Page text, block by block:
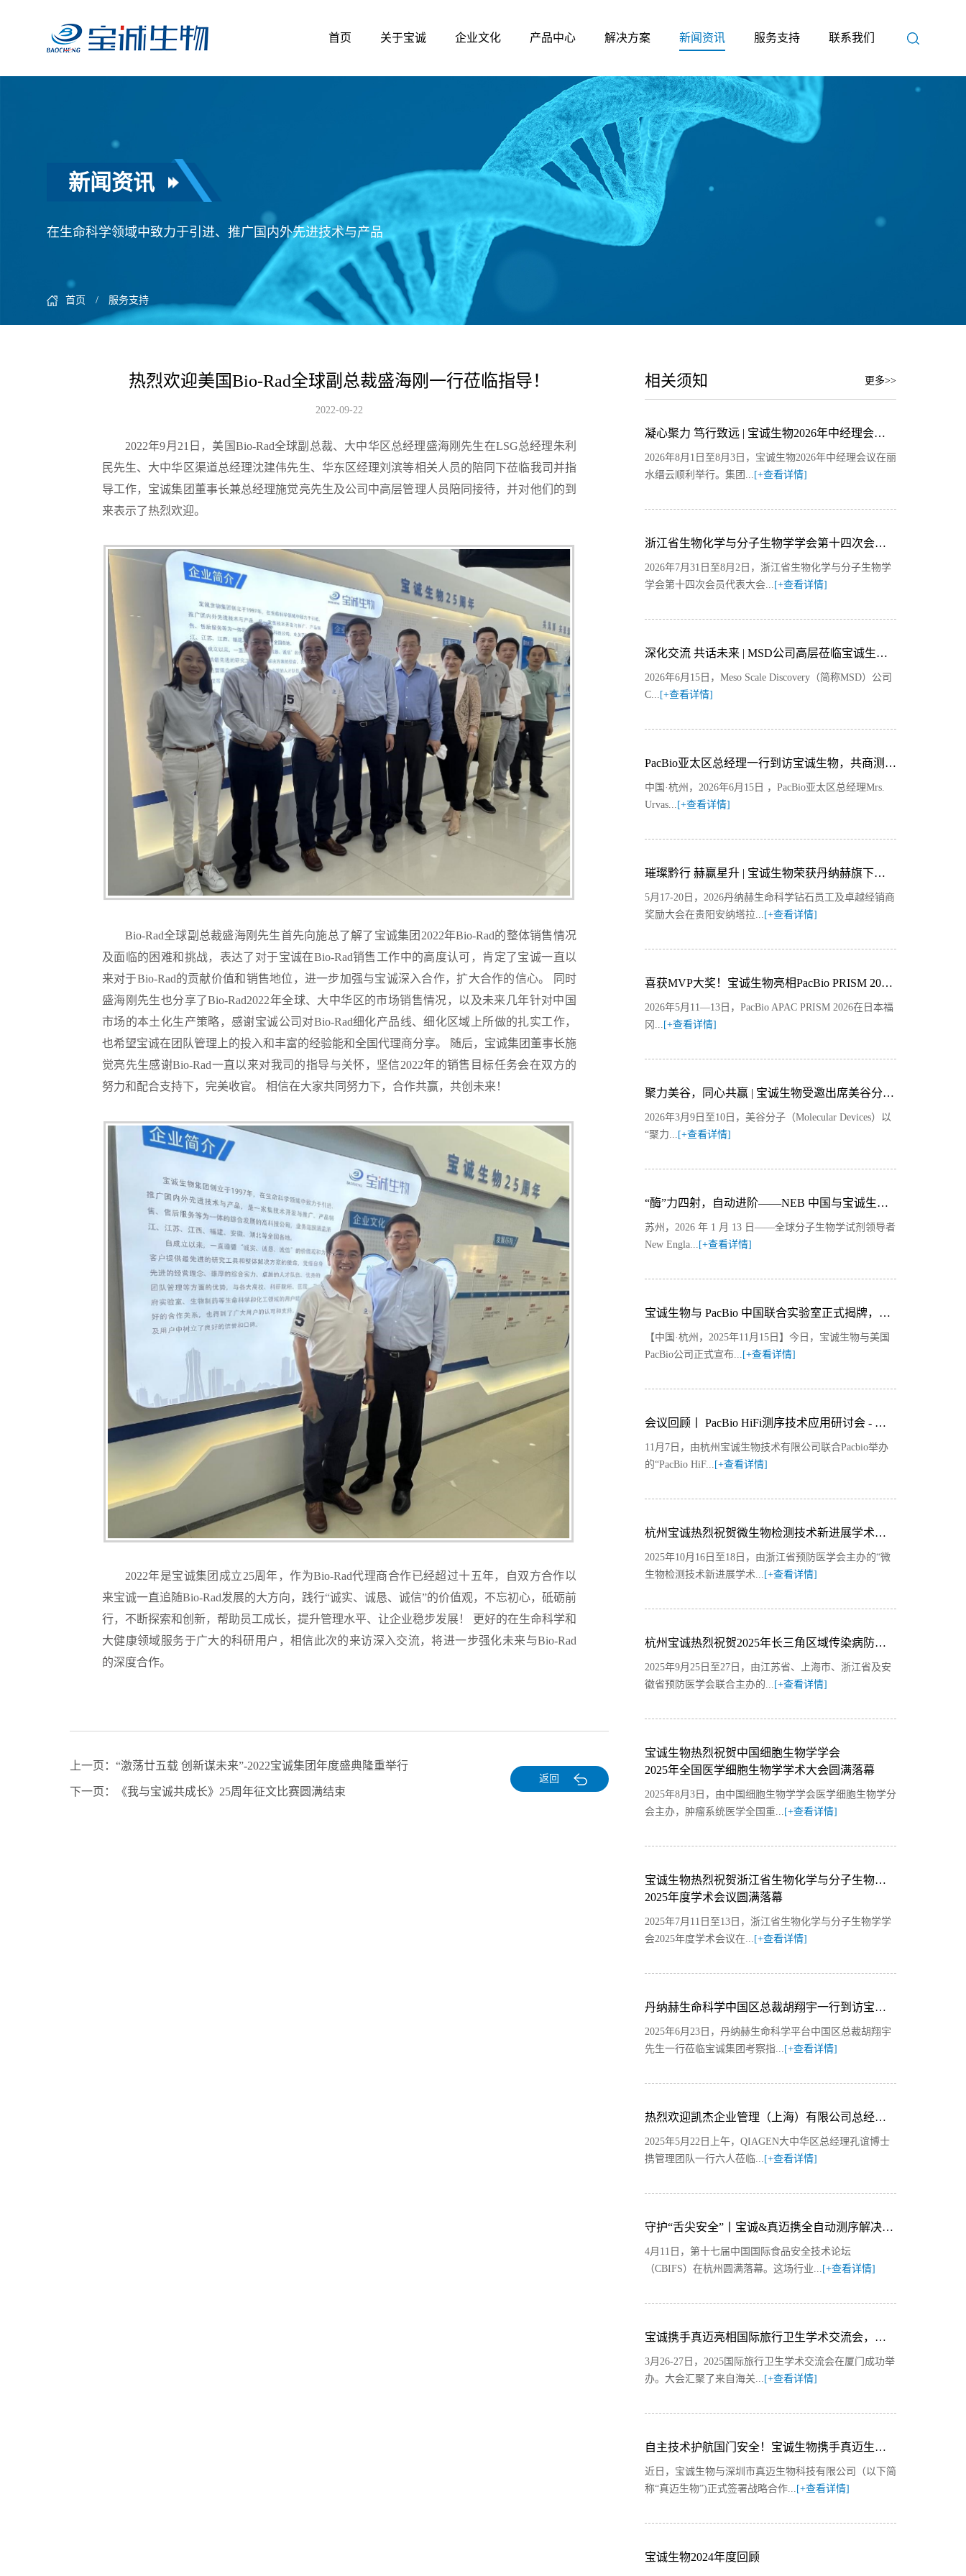
首页 关于宝诚 企业文化 产品中心 解决方案 新闻资讯 服务支持 联系我们
新闻资讯
在生命科学领域中致力于引进、推广国内外先进技术与产品
首页 / 服务支持
热烈欢迎美国Bio-Rad全球副总裁盛海刚一行莅临指导！
2022-09-22
2022年9月21日，美国Bio-Rad全球副总裁、大中华区总经理盛海刚先生在LSG总经理朱利
民先生、大中华区渠道总经理沈建伟先生、华东区经理刘滨等相关人员的陪同下莅临我司并指
导工作，宝诚集团董事长兼总经理施觉亮先生及公司中高层管理人员陪同接待，并对他们的到
来表示了热烈欢迎。
Bio-Rad全球副总裁盛海刚先生首先向施总了解了宝诚集团2022年Bio-Rad的整体销售情况
及面临的困难和挑战，表达了对于宝诚在Bio-Rad销售工作中的高度认可，肯定了宝诚一直以
来对于Bio-Rad的贡献价值和销售地位，进一步加强与宝诚深入合作，扩大合作的信心。
同时
盛海刚先生也分享了Bio-Rad2022年全球、大中华区的市场销售情况，以及未来几年针对中国
市场的本土化生产策略，感谢宝诚公司对Bio-Rad细化产品线、细化区域上所做的扎实工作，
也希望宝诚在团队管理上的投入和丰富的经验能和全国代理商分享。
随后，宝诚集团董事长施
觉亮先生感谢Bio-Rad一直以来对我司的指导与关怀，坚信2022年的销售目标任务会在双方的
努力和配合支持下，完美收官。
相信在大家共同努力下，合作共赢，共创未来！
2022年是宝诚集团成立25周年，作为Bio-Rad代理商合作已经超过十五年，自双方合作以
来宝诚一直追随Bio-Rad发展的大方向，践行“诚实、诚恳、诚信”的价值观，不忘初心，砥砺前
行，不断探索和创新，帮助员工成长，提升管理水平、让企业稳步发展！
更好的在生命科学和
大健康领域服务于广大的科研用户，相信此次的来访深入交流，将进一步强化未来与Bio-Rad
的深度合作。
上一页： “激荡廿五载 创新谋未来”-2022宝诚集团年度盛典隆重举行
下一页： 《我与宝诚共成长》25周年征文比赛圆满结束
返回
相关须知 更多>>
凝心聚力 笃行致远 | 宝诚生物2026年中经理会议圆满召开
2026年8月1日至8月3日，宝诚生物2026年中经理会议在丽
水缙云顺利举行。集团... [+查看详情]
浙江省生物化学与分子生物学学会第十四次会员代表大会暨2026年度学术会议圆满落幕
2026年7月31日至8月2日，浙江省生物化学与分子生物学
学会第十四次会员代表大会... [+查看详情]
深化交流 共话未来 | MSD公司高层莅临宝诚生物参观交流
2026年6月15日，Meso Scale Discovery（简称MSD）公司
C... [+查看详情]
PacBio亚太区总经理一行到访宝诚生物，共商测序技术合作新篇章
中国·杭州，2026年6月15日‌ ，PacBio亚太区总经理Mrs.
Urvas... [+查看详情]
璀璨黔行 赫赢星升 | 宝诚生物荣获丹纳赫旗下美谷分子“卓越经销商奖”！
5月17-20日，2026丹纳赫生命科学钻石员工及卓越经销商
奖励大会在贵阳安纳塔拉... [+查看详情]
喜获MVP大奖！宝诚生物亮相PacBio PRISM 2026福冈：HiFi测序解锁HIV全基因组精准解析
2026年5月11—13日，PacBio APAC PRISM 2026在日本福
冈... [+查看详情]
聚力美谷，同心共赢 | 宝诚生物受邀出席美谷分子2026年度合作伙伴会议并获殊荣
2026年3月9日至10日，美谷分子（Molecular Devices）以
“聚力... [+查看详情]
“酶”力四射，自动进阶——NEB 中国与宝诚生物签署战略合作协议，共同推动 NGS 自动化解决方案
苏州，2026 年 1 月 13 日——全球分子生物学试剂领导者
New Engla... [+查看详情]
宝诚生物与 PacBio 中国联合实验室正式揭牌，开启三代测序新布局
【中国·杭州，2025年11月15日】今日，宝诚生物与美国
PacBio公司正式宣布... [+查看详情]
会议回顾丨 PacBio HiFi测序技术应用研讨会 - 杭州站精彩回顾
11月7日，由杭州宝诚生物技术有限公司联合Pacbio举办
的“PacBio HiF... [+查看详情]
杭州宝诚热烈祝贺微生物检测技术新进展学术会议隆重举行
2025年10月16日至18日，由浙江省预防医学会主办的“微
生物检测技术新进展学术... [+查看详情]
杭州宝诚热烈祝贺2025年长三角区域传染病防控和检测技术进展学术会议隆重举行
2025年9月25日至27日，由江苏省、上海市、浙江省及安
徽省预防医学会联合主办的... [+查看详情]
宝诚生物热烈祝贺中国细胞生物学学会
2025年全国医学细胞生物学学术大会圆满落幕
2025年8月3日，由中国细胞生物学学会医学细胞生物学分
会主办，肿瘤系统医学全国重... [+查看详情]
宝诚生物热烈祝贺浙江省生物化学与分子生物学学会
2025年度学术会议圆满落幕
2025年7月11日至13日，浙江省生物化学与分子生物学学
会2025年度学术会议在... [+查看详情]
丹纳赫生命科学中国区总裁胡翔宇一行到访宝诚集团共商生命科学领域战略合作
2025年6月23日，丹纳赫生命科学平台中国区总裁胡翔宇
先生一行莅临宝诚集团考察指... [+查看详情]
热烈欢迎凯杰企业管理（上海）有限公司总经理一行莅临我司指导工作
2025年5月22日上午，QIAGEN大中华区总经理孔谊博士
携管理团队一行六人莅临... [+查看详情]
守护“舌尖安全”丨宝诚&真迈携全自动测序解决方案亮相CBIFS 2025
4月11日，第十七届中国国际食品安全技术论坛
（CBIFS）在杭州圆满落幕。这场行业... [+查看详情]
宝诚携手真迈亮相国际旅行卫生学术交流会，全场景方案筑海关防控与旅行健康安全防线
3月26-27日，2025国际旅行卫生学术交流会在厦门成功举
办。大会汇聚了来自海关... [+查看详情]
自主技术护航国门安全！宝诚生物携手真迈生物共推海关病原检测全基因组解决方案矩阵
近日，宝诚生物与深圳市真迈生物科技有限公司（以下简
称“真迈生物”)正式签署战略合作... [+查看详情]
宝诚生物2024年度回顾